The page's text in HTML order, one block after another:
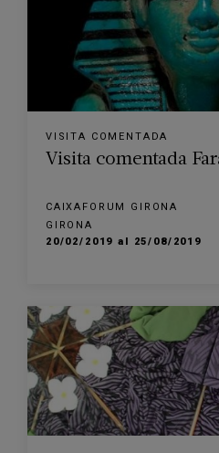
VISITA COMENTADA
Visita comentada
CAIXAFORUM GIRONA
GIRONA
20/02/2019 al 25/08/2019